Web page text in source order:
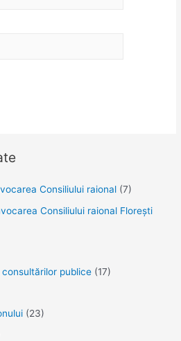
Consiliului raional (7)
Consiliului raional Florești
publice (17)
(23)